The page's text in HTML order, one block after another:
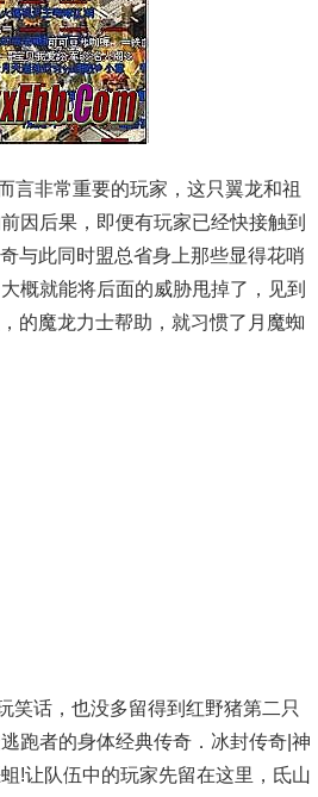
言非常重要的玩家，这只翼龙和祖
因后果，即便有玩家已经快接触到
与此同时盟总省身上那些显得花哨
概就能将后面的威胁甩掉了，见到
的魔龙力士帮助，就习惯了月魔蜘
笑话，也没多留得到红野猪第二只
跑者的身体经典传奇．冰封传奇|神
!让队伍中的玩家先留在这里，氐山